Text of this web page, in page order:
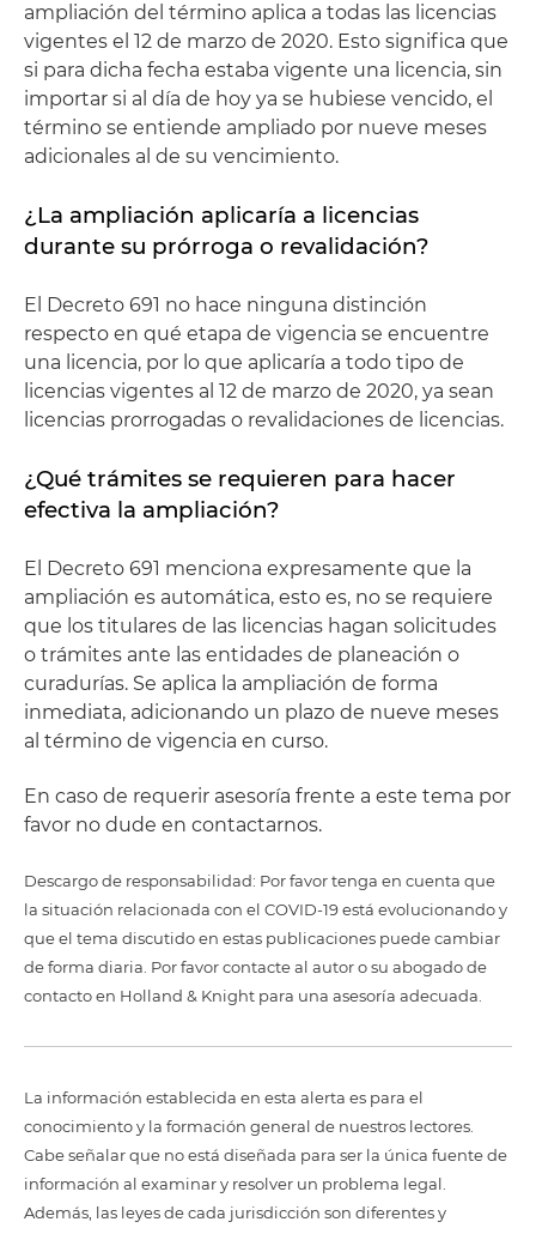
ampliación del término aplica a todas las licencias
vigentes el 12 de marzo de 2020. Esto significa que
si para dicha fecha estaba vigente una licencia, sin
importar si al día de hoy ya se hubiese vencido, el
término se entiende ampliado por nueve meses
adicionales al de su vencimiento.
¿La ampliación aplicaría a licencias
durante su prórroga o revalidación?
El Decreto 691 no hace ninguna distinción
respecto en qué etapa de vigencia se encuentre
una licencia, por lo que aplicaría a todo tipo de
licencias vigentes al 12 de marzo de 2020, ya sean
licencias prorrogadas o revalidaciones de licencias.
¿Qué trámites se requieren para hacer
efectiva la ampliación?
El Decreto 691 menciona expresamente que la
ampliación es automática, esto es, no se requiere
que los titulares de las licencias hagan solicitudes
o trámites ante las entidades de planeación o
curadurías. Se aplica la ampliación de forma
inmediata, adicionando un plazo de nueve meses
al término de vigencia en curso.
En caso de requerir asesoría frente a este tema por
favor no dude en contactarnos.
Descargo de responsabilidad: Por favor tenga en cuenta que
la situación relacionada con el COVID-19 está evolucionando y
que el tema discutido en estas publicaciones puede cambiar
de forma diaria. Por favor contacte al autor o su abogado de
contacto en Holland & Knight para una asesoría adecuada.
La información establecida en esta alerta es para el
conocimiento y la formación general de nuestros lectores.
Cabe señalar que no está diseñada para ser la única fuente de
información al examinar y resolver un problema legal.
Además, las leyes de cada jurisdicción son diferentes y